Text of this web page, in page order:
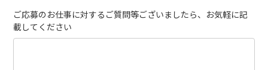
ご応募のお仕事に対するご質問等ございましたら、お気軽に記
載してください